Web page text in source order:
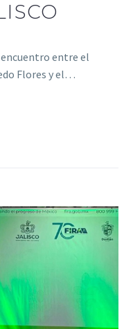
encuentro entre el
Flores y el…